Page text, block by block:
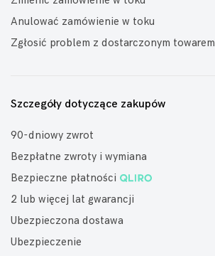
Anulować zamówienie w toku
Zgłosić problem z dostarczonym towarem
Szczegóły dotyczące zakupów
90-dniowy zwrot
Bezpłatne zwroty i wymiana
Bezpieczne płatności
2 lub więcej lat gwarancji
Ubezpieczona dostawa
Ubezpieczenie